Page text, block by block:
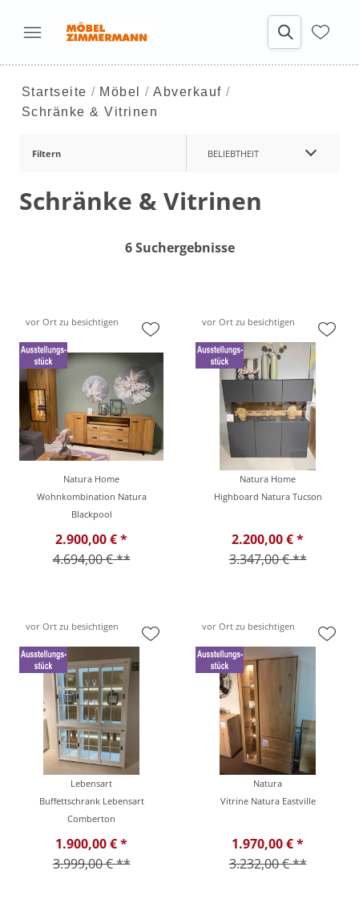
Startseite Möbel
Abverkauf
Schränke & Vitrinen
Filtern BELIEBTHEIT
Schränke & Vitrinen
6 Suchergebnisse
vor Ort zu besichtigen
Natura Home
Wohnkombination Natura
Blackpool
2.900,00 € *
4.694,00 € **
vor Ort zu besichtigen
Natura Home
Highboard Natura Tucson
2.200,00 € *
3.347,00 € **
vor Ort zu besichtigen
Lebensart
Buffettschrank Lebensart
Comberton
1.900,00 € *
3.999,00 € **
vor Ort zu besichtigen
Natura
Vitrine Natura Eastville
1.970,00 € *
3.232,00 € **